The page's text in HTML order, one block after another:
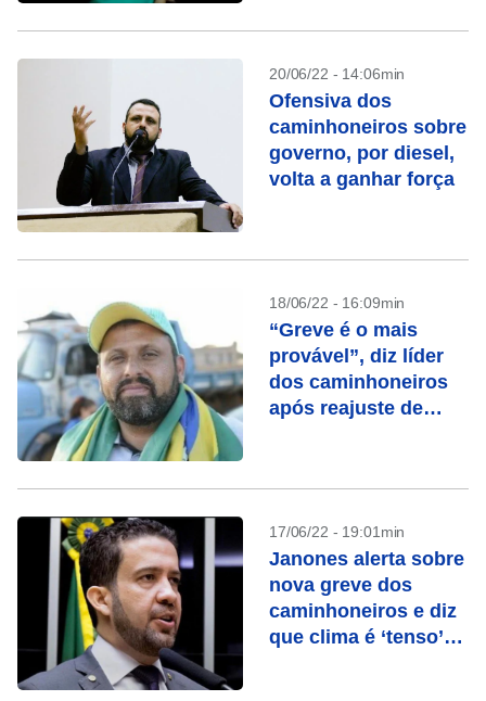
20/06/22 - 14:06min
Ofensiva dos
caminhoneiros sobre
governo, por diesel,
volta a ganhar força
18/06/22 - 16:09min
“Greve é o mais
provável”, diz líder
dos caminhoneiros
após reajuste de
17/06/22 - 19:01min
Janones alerta sobre
nova greve dos
caminhoneiros e diz
que clima é ‘tenso’